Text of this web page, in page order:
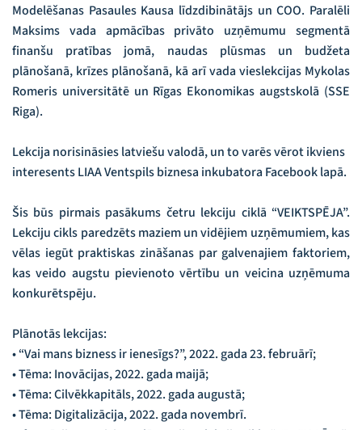
Modelēšanas Pasaules Kausa līdzdibinātājs un COO. Paralēli
Maksims vada apmācības privāto uzņēmumu segmentā
finanšu pratības jomā, naudas plūsmas un budžeta
plānošanā, krīzes plānošanā, kā arī vada vieslekcijas Mykolas
Romeris universitātē un Rīgas Ekonomikas augstskolā (SSE
Riga).
Lekcija norisināsies latviešu valodā, un to varēs vērot ikviens
interesents LIAA Ventspils biznesa inkubatora Facebook lapā.
Šis būs pirmais pasākums četru lekciju ciklā “VEIKTSPĒJA”.
Lekciju cikls paredzēts maziem un vidējiem uzņēmumiem, kas
vēlas iegūt praktiskas zināšanas par galvenajiem faktoriem,
kas veido augstu pievienoto vērtību un veicina uzņēmuma
konkurētspēju.
Plānotās lekcijas:
• “Vai mans bizness ir ienesīgs?”, 2022. gada 23. februārī;
• Tēma: Inovācijas, 2022. gada maijā;
• Tēma: Cilvēkkapitāls, 2022. gada augustā;
• Tēma: Digitalizācija, 2022. gada novembrī.